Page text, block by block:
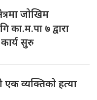
जोखिम
का.म.पा ७ द्वारा
सुरु
एक व्यक्तिको हत्या